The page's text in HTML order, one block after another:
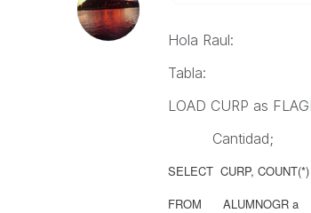
Hola Raul:
Tabla:
LOAD CURP as
Cantidad;
SELECT CURP,
FROM ALUMNOGR a